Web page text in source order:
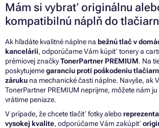
Mám si vybrať originálnu
kompatibilnú náplň do
Ak hľadáte kvalitné náplne na bežnú tlač v
kancelárii, odporúčame Vám kúpiť tonery a
prémiovej značkyTonerPartner PREMIUM. Na
poskytujemegaranciu proti poškodeniu
záruku na mechanické časti náplne. Navyše, ak
TonerPartner PREMIUM neprijme, môžete nám
vrátime peniaze.
V prípade, že chcete tlačiť fotky alebo
vysokej kvalite, odporúčame Vám zakúpiť